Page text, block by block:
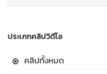
ประเภทคลิปวิดีโอ
คลิปทั้งหมด